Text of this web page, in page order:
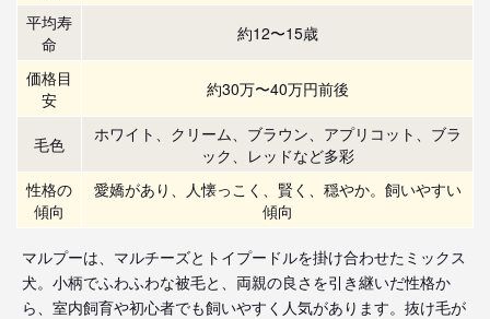
平均寿
命
約12〜15歳
価格目
安
約30万〜40万円前後
毛色
ホワイト、クリーム、ブラウン、アプリコット、ブラ
ック、レッドなど多彩
性格の
傾向
愛嬌があり、人懐っこく、賢く、穏やか。飼いやすい
傾向
マルプーは、マルチーズとトイプードルを掛け合わせたミックス
犬。小柄でふわふわな被毛と、両親の良さを引き継いだ性格か
ら、室内飼育や初心者でも飼いやすく人気があります。抜け毛が